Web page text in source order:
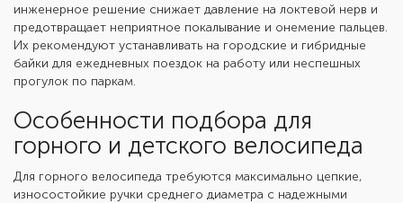
инженерное решение снижает давление на локтевой нерв и
предотвращает неприятное покалывание и онемение пальцев.
Их рекомендуют устанавливать на городские и гибридные
байки для ежедневных поездок на работу или неспешных
прогулок по паркам.
Особенности подбора для
горного и детского велосипеда
Для горного велосипеда требуются максимально цепкие,
износостойкие ручки среднего диаметра с надежными